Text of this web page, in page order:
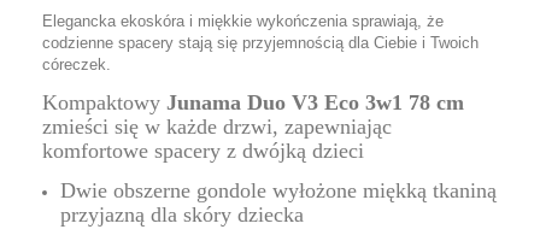
Elegancka ekoskóra i miękkie wykończenia sprawiają, że
codzienne spacery stają się przyjemnością dla Ciebie i Twoich
córeczek.
Kompaktowy Junama Duo V3 Eco 3w1 78 cm
zmieści się w każde drzwi, zapewniając
komfortowe spacery z dwójką dzieci
Dwie obszerne gondole wyłożone miękką tkaniną
przyjazną dla skóry dziecka